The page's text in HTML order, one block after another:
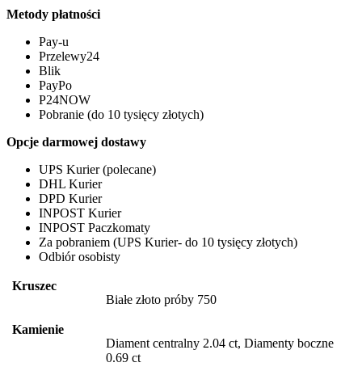
Metody płatności
Pay-u
Przelewy24
Blik
PayPo
P24NOW
Pobranie (do 10 tysięcy złotych)
Opcje darmowej dostawy
UPS Kurier (polecane)
DHL Kurier
DPD Kurier
INPOST Kurier
INPOST Paczkomaty
Za pobraniem (UPS Kurier- do 10 tysięcy złotych)
Odbiór osobisty
Kruszec
Białe złoto próby 750
Kamienie
Diament centralny 2.04 ct, Diamenty boczne
0.69 ct